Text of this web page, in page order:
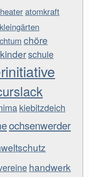
atomkraft
kleingärten
chöre
kinderschule
kiebitzdeich
ochsenwerder
handwerk